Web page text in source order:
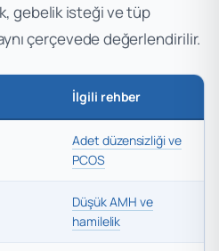
gebelik isteği ve tüp
çerçevede değerlendirilir.
İlgili rehber
Adet düzensizliği ve
PCOS
Düşük AMH ve
hamilelik